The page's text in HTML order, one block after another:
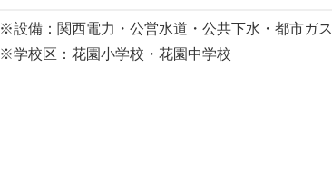
※設備：関西電力・公営水道・公共下水・都市ガス
※学校区：花園小学校・花園中学校